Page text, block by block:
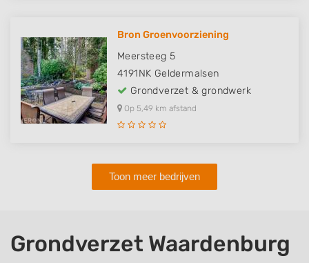
Bron Groenvoorziening
Meersteeg 5
4191NK Geldermalsen
Grondverzet & grondwerk
Op 5,49 km afstand
Toon meer bedrijven
Grondverzet Waardenburg